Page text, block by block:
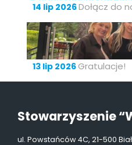
14 lip 2026Dołącz do
13 lip 2026 Gratulacje!
Stowarzyszenie
ul. Powstańców 4C, 21-500